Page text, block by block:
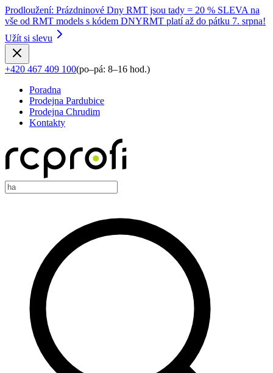
Prodloužení: Prázdninové Dny RMT jsou tady = 20 % SLEVA na
vše od RMT models s kódem DNYRMT platí až do pátku 7. srpna!
Užít si slevu
+420 467 409 100(po–pá: 8–16 hod.)
Poradna
Prodejna Pardubice
Prodejna Chrudim
Kontakty